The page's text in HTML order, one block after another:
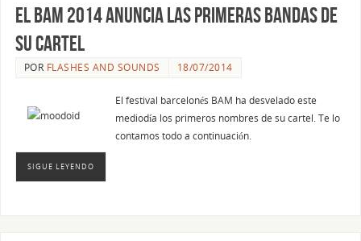
El BAM 2014 anuncia las primeras bandas de
su cartel
POR FLASHES AND SOUNDS 18/07/2014
El festival barcelonés BAM ha desvelado este
mediodía los primeros nombres de su cartel. Te lo
contamos todo a continuación.
SIGUE LEYENDO